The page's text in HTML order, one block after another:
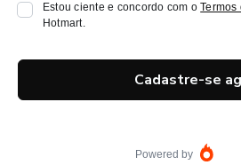
Estou ciente e concordo com oTermos
Hotmart.
Cadastre-se
Powered by